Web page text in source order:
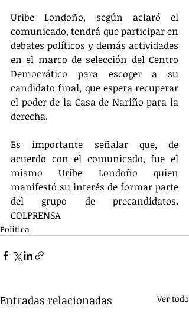
Uribe Londoño, según aclaró el
comunicado, tendrá que participar en
debates políticos y demás actividades
en el marco de selección del Centro
Democrático para escoger a su
candidato final, que espera recuperar
el poder de la Casa de Nariño para la
derecha.
Es importante señalar que, de
acuerdo con el comunicado, fue el
mismo Uribe Londoño quien
manifestó su interés de formar parte
del grupo de precandidatos.
COLPRENSA
Política
Entradas relacionadas Ver todo